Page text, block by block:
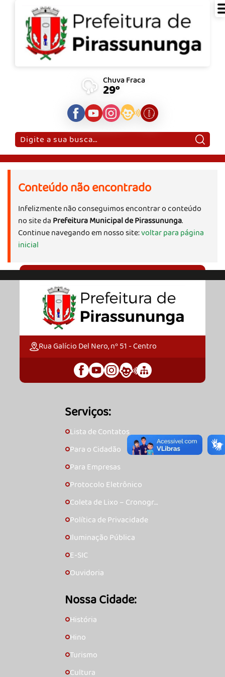
Chuva Fraca
29°
Pesquisar:
Conteúdo não encontrado
Infelizmente não conseguimos encontrar o conteúdo
no site da Prefeitura Municipal de Pirassununga.
Continue navegando em nosso site:voltar para página
inicial
Rua Galício Del Nero, nº 51 - Centro
Serviços:
🞇Lista de Contatos
🞇Para o Cidadão
🞇Para Empresas
🞇Protocolo Eletrônico
🞇Coleta de Lixo – Cronogra
🞇Política de Privacidade
🞇Iluminação Pública
🞇E-SIC
🞇Ouvidoria
Nossa Cidade:
🞇História
🞇Hino
🞇Turismo
🞇Cultura